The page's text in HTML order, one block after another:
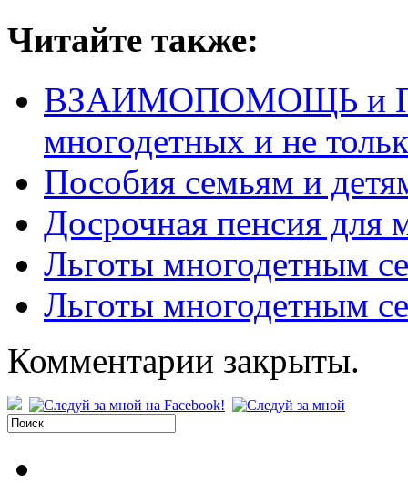
Читайте также:
ВЗАИМОПОМОЩЬ и
многодетных и не
Пособия семьям и
Досрочная пенсия для
Льготы многодетным
Льготы многодетным
Комментарии закрыты.